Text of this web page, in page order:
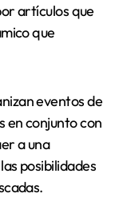
artículos que
que
eventos de
en conjunto con
a una
posibilidades